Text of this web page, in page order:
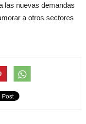
las nuevas demandas
a otros sectores